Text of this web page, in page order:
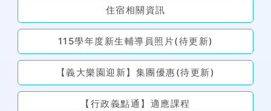
住宿相關資訊
115學年度新生輔導員照片(待更新)
【義大樂園迎新】集團優惠(待更新)
【行政義點通】適應課程